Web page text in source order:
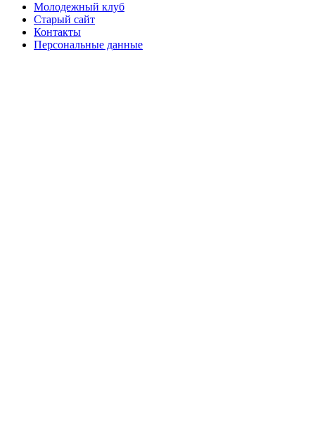
Молодежный клуб
Старый сайт
Контакты
Персональные данные